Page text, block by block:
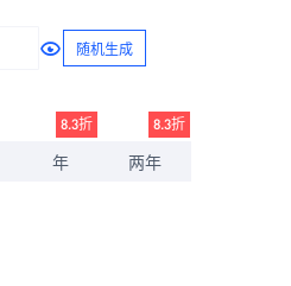
随机生成
年
8.3折
两年
8.3折